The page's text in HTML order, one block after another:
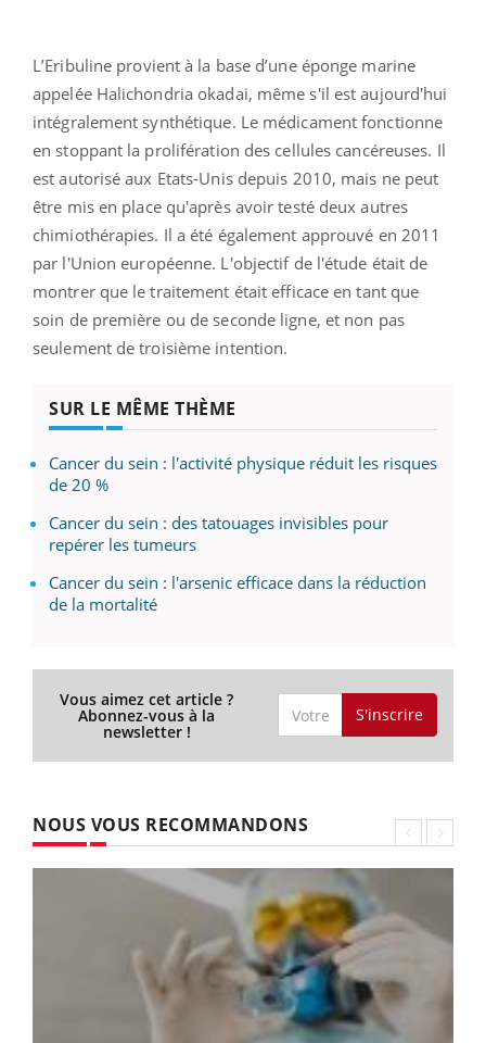
L’Eribuline provient à la base d’une éponge marine
appelée Halichondria okadai, même s'il est aujourd'hui
intégralement synthétique. Le médicament fonctionne
en stoppant la prolifération des cellules cancéreuses. Il
est autorisé aux Etats-Unis depuis 2010, mais ne peut
être mis en place qu'après avoir testé deux autres
chimiothérapies. Il a été également approuvé en 2011
par l'Union européenne. L'objectif de l'étude était de
montrer que le traitement était efficace en tant que
soin de première ou de seconde ligne, et non pas
seulement de troisième intention.
SUR LE MÊME THÈME
Cancer du sein : l'activité physique réduit les risques
de 20 %
Cancer du sein : des tatouages invisibles pour
repérer les tumeurs
Cancer du sein : l'arsenic efficace dans la réduction
de la mortalité
Vous aimez cet article ?
Abonnez-vous à la
newsletter !
S'inscrire
NOUS VOUS RECOMMANDONS